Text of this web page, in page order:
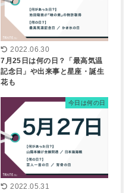
2022.06.30
7月25日は何の日？「最高気温
記念日」や出来事と星座・誕生
花も
今日は何の日
2022.05.31